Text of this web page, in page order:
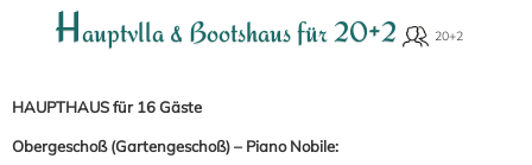
Hauptvlla & Bootshaus für 20+2
HAUPTHAUS für 16 Gäste
Obergeschoß (Gartengeschoß) – Piano Nobile: